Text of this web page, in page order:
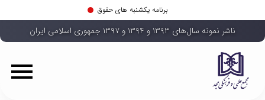
برنامه یکشنبه های حقوق
ناشر نمونه سال‌های ۱۳۹۳ و ۱۳۹۴ و ۱۳۹۷ جمهوری اسلامی ایران